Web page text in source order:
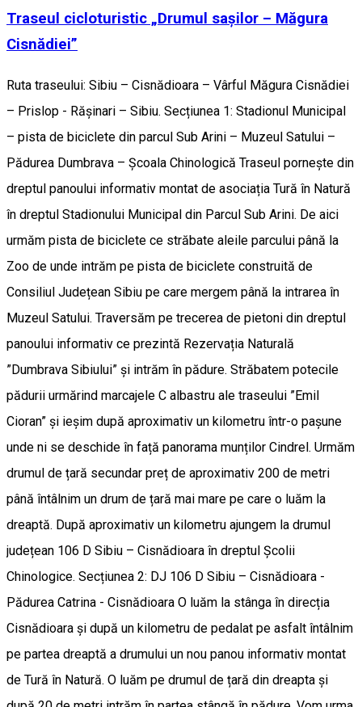
Traseul cicloturistic „Drumul sașilor – Măgura
Cisnădiei”
Ruta traseului: Sibiu – Cisnădioara – Vârful Măgura Cisnădiei
– Prislop - Rășinari – Sibiu. Secțiunea 1: Stadionul Municipal
– pista de biciclete din parcul Sub Arini – Muzeul Satului –
Pădurea Dumbrava – Școala Chinologică Traseul pornește din
dreptul panoului informativ montat de asociația Tură în Natură
în dreptul Stadionului Municipal din Parcul Sub Arini. De aici
urmăm pista de biciclete ce străbate aleile parcului până la
Zoo de unde intrăm pe pista de biciclete construită de
Consiliul Județean Sibiu pe care mergem până la intrarea în
Muzeul Satului. Traversăm pe trecerea de pietoni din dreptul
panoului informativ ce prezintă Rezervația Naturală
”Dumbrava Sibiului” și intrăm în pădure. Străbatem potecile
pădurii urmărind marcajele C albastru ale traseului ”Emil
Cioran” și ieșim după aproximativ un kilometru într-o pașune
unde ni se deschide în față panorama munților Cindrel. Urmăm
drumul de țară secundar preț de aproximativ 200 de metri
până întâlnim un drum de țară mai mare pe care o luăm la
dreaptă. După aproximativ un kilometru ajungem la drumul
județean 106 D Sibiu – Cisnădioara în dreptul Școlii
Chinologice. Secțiunea 2: DJ 106 D Sibiu – Cisnădioara -
Pădurea Catrina - Cisnădioara O luăm la stânga în direcția
Cisnădioara și după un kilometru de pedalat pe asfalt întâlnim
pe partea dreaptă a drumului un nou panou informativ montat
de Tură în Natură. O luăm pe drumul de țară din dreapta și